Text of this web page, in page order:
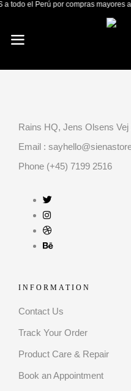
a todo el Perú por compras mayores a
Rains HQ, Jens Olsens
Email :
Phone (+45) 7199 2516
INFORMATION
Contact Us
Track Your Order
Product Care & Repair
Book an Appointment